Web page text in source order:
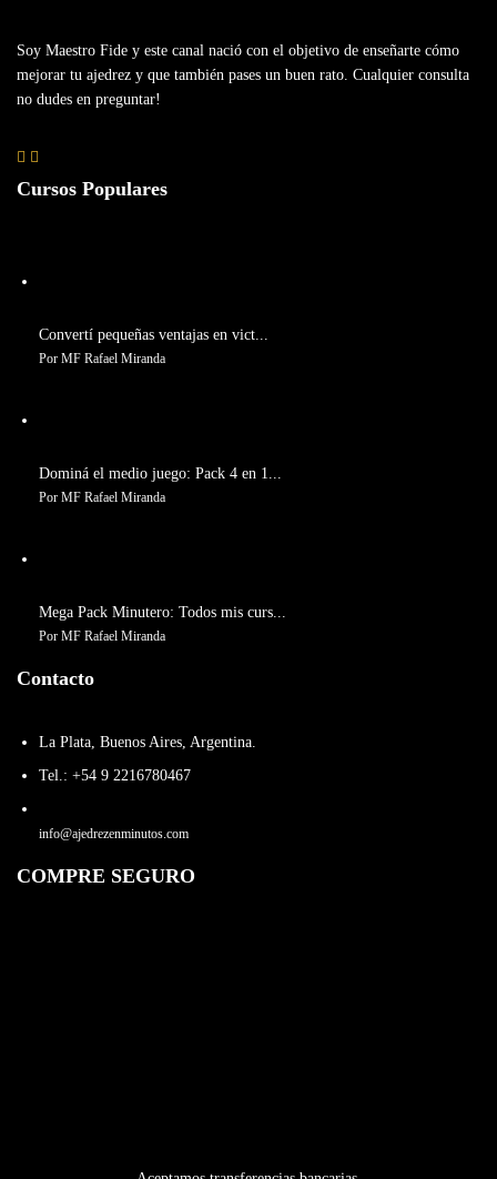
Soy Maestro Fide y este canal nació con el objetivo de enseñarte cómo
mejorar tu ajedrez y que también pases un buen rato. Cualquier consulta
no dudes en preguntar!
Cursos Populares
Convertí pequeñas ventajas en vict...
Por MF Rafael Miranda
Dominá el medio juego: Pack 4 en 1...
Por MF Rafael Miranda
Mega Pack Minutero: Todos mis curs...
Por MF Rafael Miranda
Contacto
La Plata, Buenos Aires, Argentina.
Tel.: +54 9 2216780467
info@ajedrezenminutos.com
COMPRE SEGURO